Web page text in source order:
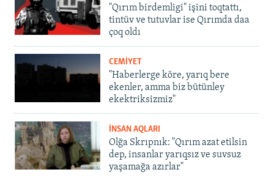
"Qırım birdemligi" işini toqtattı,
tintüv ve tutuvlar ise Qırımda daa
çoq oldı
CEMİYET
"Haberlerge köre, yarıq bere
ekenler, amma biz bütünley
ekektriksizmiz"
İNSAN AQLARI
Olğa Skrıpnık: "Qırım azat etilsin
dep, insanlar yarıqsız ve suvsuz
yaşamağa azırlar"